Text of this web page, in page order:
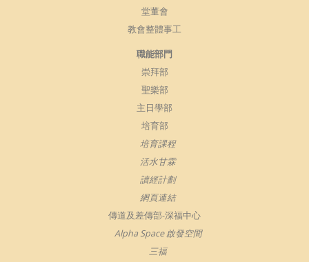
堂董會
教會整體事工
職能部門
崇拜部
聖樂部
主日學部
培育部
培育課程
活水甘霖
讀經計劃
網頁連結
傳道及差傳部-深福中心
Alpha Space 啟發空間
三福